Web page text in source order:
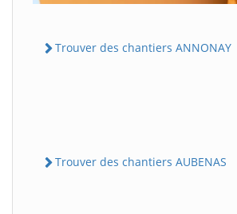
Trouver des chantiers ANNONAY
Trouver des chantiers AUBENAS